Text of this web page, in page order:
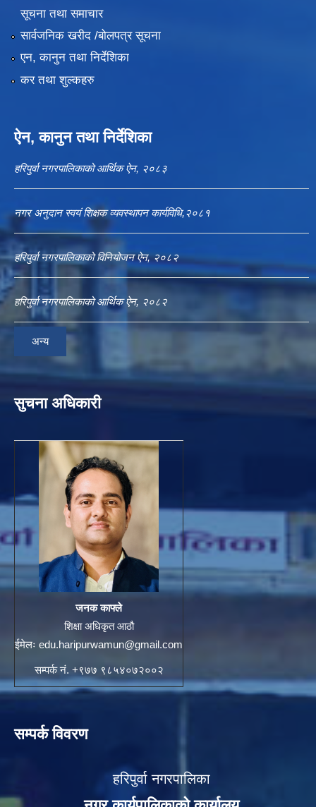
सूचना तथा समाचार
सार्वजनिक खरीद /बोलपत्र सूचना
एन, कानुन तथा निर्देशिका
कर तथा शुल्कहरु
ऐन, कानुन तथा निर्देशिका
हरिपुर्वा नगरपालिकाको आर्थिक ऐन, २०८३
नगर अनुदान स्वयं शिक्षक व्यवस्थापन कार्यविधि,२०८१
हरिपुर्वा नगरपालिकाको विनियोजन ऐन, २०८२
हरिपुर्वा नगरपालिकाको आर्थिक ऐन, २०८२
अन्य
सुचना अधिकारी
जनक काफ्ले
शिक्षा अधिकृत आठौ
ईमेलः edu.haripurwamun@gmail.com
सम्पर्क नं. +९७७ ९८५४०७२००२
सम्पर्क विवरण
हरिपुर्वा नगरपालिका